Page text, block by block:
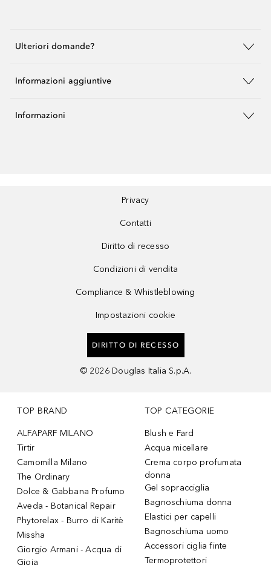
Ulteriori domande?
Informazioni aggiuntive
Informazioni
Privacy
Contatti
Diritto di recesso
Condizioni di vendita
Compliance & Whistleblowing
Impostazioni cookie
DIRITTO DI RECESSO
© 2026 Douglas Italia S.p.A.
TOP BRAND
ALFAPARF MILANO
Tirtir
Camomilla Milano
The Ordinary
Dolce & Gabbana Profumo
Aveda - Botanical Repair
Phytorelax - Burro di Karitè
Missha
Giorgio Armani - Acqua di
Gioia
TOP CATEGORIE
Blush e Fard
Acqua micellare
Crema corpo profumata
donna
Gel sopracciglia
Bagnoschiuma donna
Elastici per capelli
Bagnoschiuma uomo
Accessori ciglia finte
Termoprotettori